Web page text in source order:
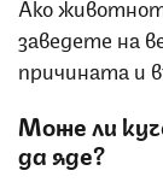
Ако
заведете на
причината и
Може ли
да яде?